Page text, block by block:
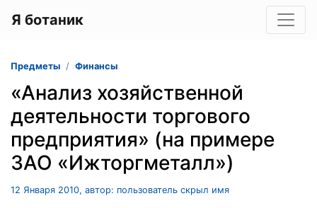
Я ботаник
Предметы Финансы
«Анализ хозяйственной
деятельности торгового
предприятия» (на примере
ЗАО «Ижторгметалл»)
12 Января 2010, автор: пользователь скрыл имя